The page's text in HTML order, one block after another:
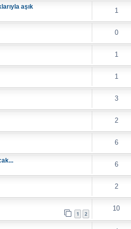
aşık 1
0
1
1
3
2
6
6
2
1 2
10